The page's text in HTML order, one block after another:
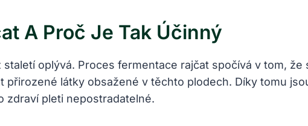
A Proč Je Tak Účinný
oplývá. Proces fermentace rajčat spočívá v tom, že
látky obsažené v těchto plodech. Díky tomu
zdraví pleti nepostradatelné.